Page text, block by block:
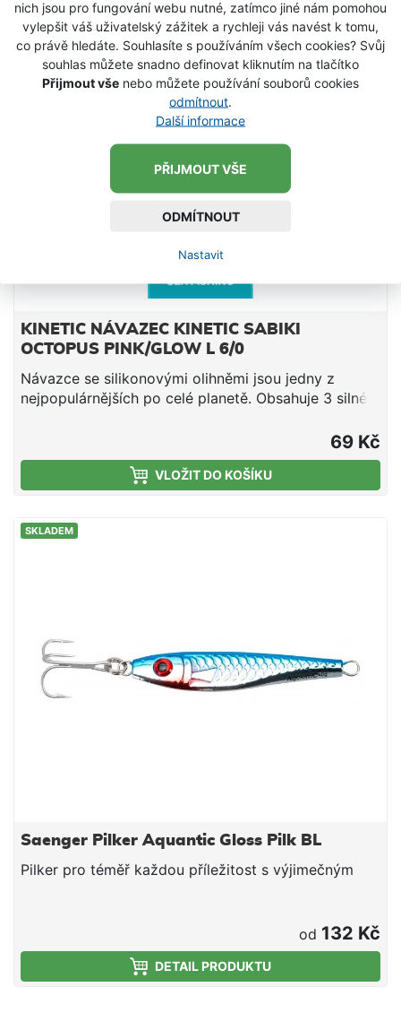
nich jsou pro fungování webu nutné, zatímco jiné nám pomohou
vylepšit váš uživatelský zážitek a rychleji vás navést k tomu,
co právě hledáte. Souhlasíte s používáním všech cookies? Svůj
souhlas můžete snadno definovat kliknutím na tlačítko
Přijmout vše nebo můžete používání souborů cookies
odmítnout.
Další informace
PŘIJMOUT VŠE
ODMÍTNOUT
Nastavit
vytáhnout i několik ryb bez poškození
nástrahy.Extrémně odolnáčástečně UV-reaktivní
materiál23 cm2 ks / bal
SKLADEM
KINETIC NÁVAZEC KINETIC SABIKI
OCTOPUS PINK/GLOW L 6/0
Návazce se silikonovými olihněmi jsou jedny z
nejpopulárnějších po celé planetě. Obsahuje 3 silné
Niklové chemicky ostřené háčky Silikonová oliheň
Cílová ryba: makrela, treska, merlan Háček #6/0,
délka 150 cm, vlasec 0,80 mm
69 Kč
VLOŽIT DO KOŠÍKU
SKLADEM
Saenger Pilker Aquantic Gloss Pilk BL
Pilker pro téměř každou příležitost s výjimečným
od 132 Kč
DETAIL PRODUKTU